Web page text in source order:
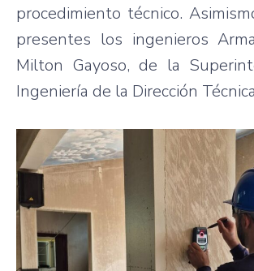
procedimiento técnico.
presentes los ingenieros
Milton Gayoso, de la
Ingeniería de la Dirección